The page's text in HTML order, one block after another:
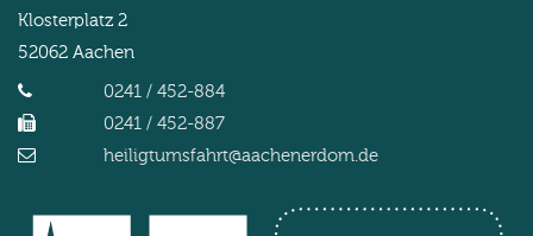
Klosterplatz 2
52062 Aachen
0241 / 452-884
0241 / 452-887
heiligtumsfahrt@aachenerdom.de